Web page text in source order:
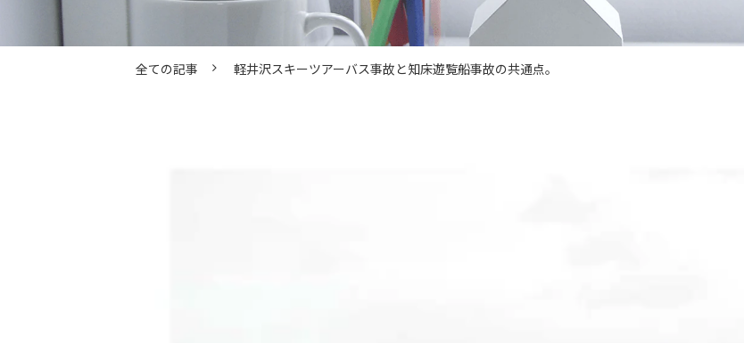
全ての記事 軽井沢スキーツアーバス事故と知床遊覧船事故の共通点。